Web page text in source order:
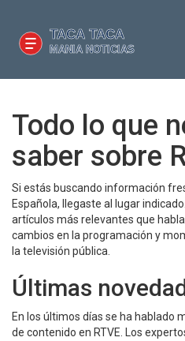
Todo lo que
saber sobre
Si estás buscando información
Española, llegaste al lugar
artículos más relevantes que
cambios en la programación y
la televisión pública.
Últimas
En los últimos días se ha hablado
de contenido en RTVE. Los